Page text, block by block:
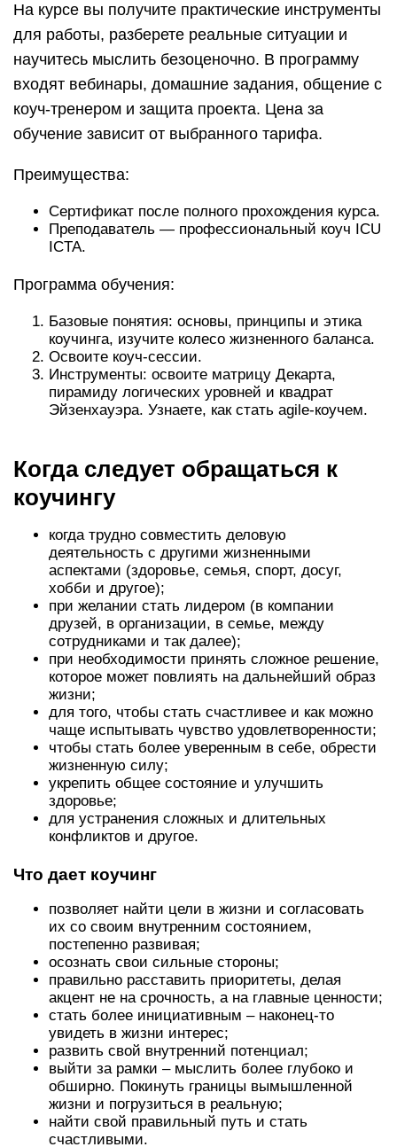
На курсе вы получите практические инструменты
для работы, разберете реальные ситуации и
научитесь мыслить безоценочно. В программу
входят вебинары, домашние задания, общение с
коуч-тренером и защита проекта. Цена за
обучение зависит от выбранного тарифа.
Преимущества:
Сертификат после полного прохождения курса.
Преподаватель — профессиональный коуч ICU
ICTA.
Программа обучения:
Базовые понятия: основы, принципы и этика
коучинга, изучите колесо жизненного баланса.
Освоите коуч-сессии.
Инструменты: освоите матрицу Декарта,
пирамиду логических уровней и квадрат
Эйзенхауэра. Узнаете, как стать agile-коучем.
Когда следует обращаться к
коучингу
когда трудно совместить деловую
деятельность с другими жизненными
аспектами (здоровье, семья, спорт, досуг,
хобби и другое);
при желании стать лидером (в компании
друзей, в организации, в семье, между
сотрудниками и так далее);
при необходимости принять сложное решение,
которое может повлиять на дальнейший образ
жизни;
для того, чтобы стать счастливее и как можно
чаще испытывать чувство удовлетворенности;
чтобы стать более уверенным в себе, обрести
жизненную силу;
укрепить общее состояние и улучшить
здоровье;
для устранения сложных и длительных
конфликтов и другое.
Что дает коучинг
позволяет найти цели в жизни и согласовать
их со своим внутренним состоянием,
постепенно развивая;
осознать свои сильные стороны;
правильно расставить приоритеты, делая
акцент не на срочность, а на главные ценности;
стать более инициативным – наконец-то
увидеть в жизни интерес;
развить свой внутренний потенциал;
выйти за рамки – мыслить более глубоко и
обширно. Покинуть границы вымышленной
жизни и погрузиться в реальную;
найти свой правильный путь и стать
счастливыми.